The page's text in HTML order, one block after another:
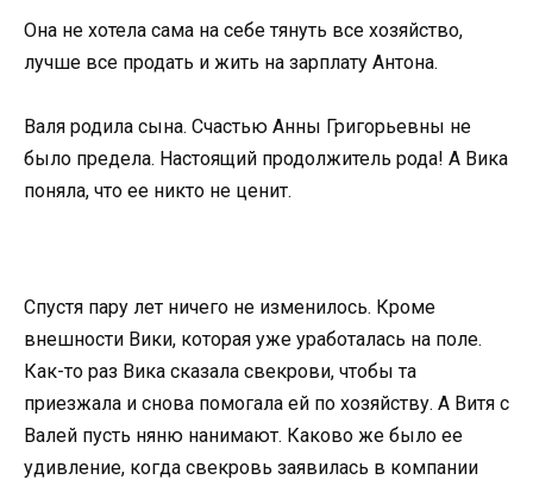
Она не хотела сама на себе тянуть все хозяйство,
лучше все продать и жить на зарплату Антона.
Валя родила сына. Счастью Анны Григорьевны не
было предела. Настоящий продолжитель рода! А Вика
поняла, что ее никто не ценит.
Спустя пару лет ничего не изменилось. Кроме
внешности Вики, которая уже уработалась на поле.
Как-то раз Вика сказала свекрови, чтобы та
приезжала и снова помогала ей по хозяйству. А Витя с
Валей пусть няню нанимают. Каково же было ее
удивление, когда свекровь заявилась в компании